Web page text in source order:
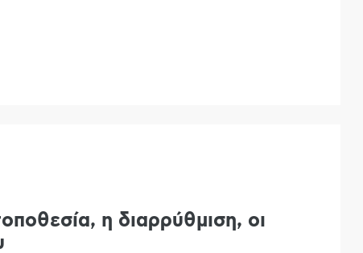
η διαρρύθμιση, οι